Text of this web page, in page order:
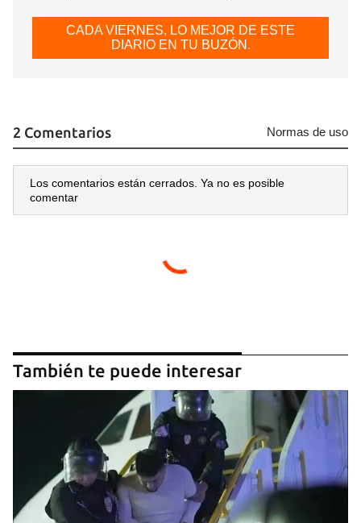
CADA VIERNES, LO MEJOR DE ESTE
DIARIO EN TU BUZÓN.
2 Comentarios Normas de uso
Los comentarios están cerrados. Ya no es posible
comentar
También te puede interesar